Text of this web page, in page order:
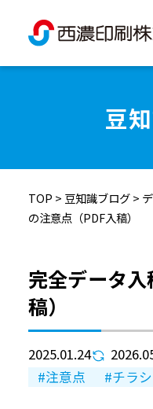
制作実績
採用情報
豆知識ブログ
豆
TOP > 豆知識ブログ>
の注意点（PDF入稿）
完全データ
稿）
2025.01.24
注意点 チラシ